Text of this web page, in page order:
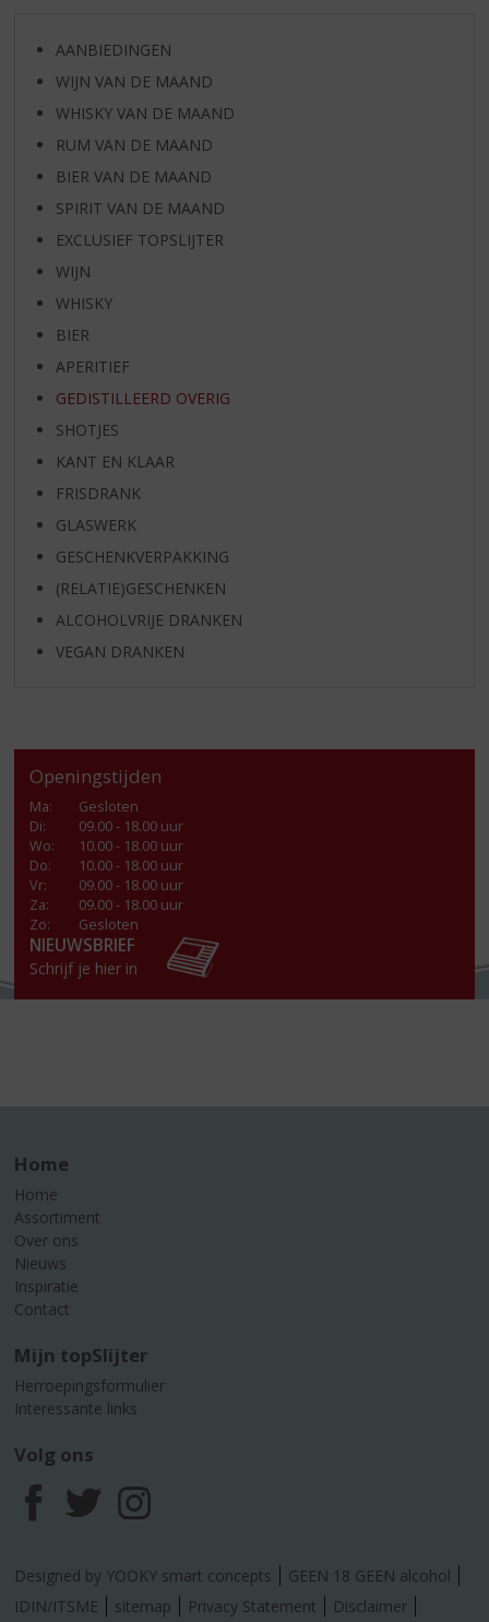
AANBIEDINGEN
WIJN VAN DE MAAND
WHISKY VAN DE MAAND
RUM VAN DE MAAND
BIER VAN DE MAAND
SPIRIT VAN DE MAAND
EXCLUSIEF TOPSLIJTER
WIJN
WHISKY
BIER
APERITIEF
GEDISTILLEERD OVERIG
SHOTJES
KANT EN KLAAR
FRISDRANK
GLASWERK
GESCHENKVERPAKKING
(RELATIE)GESCHENKEN
ALCOHOLVRIJE DRANKEN
VEGAN DRANKEN
Openingstijden
Ma:
Gesloten
Di:
09.00 - 18.00 uur
Wo:
10.00 - 18.00 uur
Do:
10.00 - 18.00 uur
Vr:
09.00 - 18.00 uur
Za:
09.00 - 18.00 uur
Zo:
Gesloten
NIEUWSBRIEF
Schrijf je hier in
Home
Home
Assortiment
Over ons
Nieuws
Inspiratie
Contact
Mijn topSlijter
Herroepingsformulier
Interessante links
Volg ons
F
a
T
w
I
n
Designed by YOOKY smart concepts
GEEN 18 GEEN alcohol
IDIN/ITSME
sitemap Privacy Statement Disclaimer